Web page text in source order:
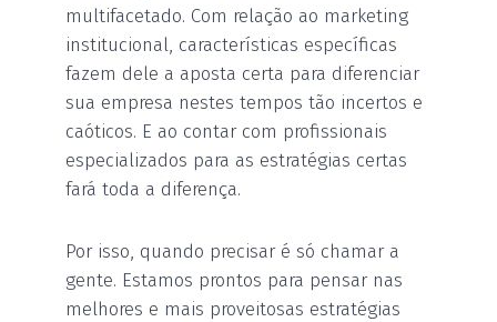
multifacetado. Com relação ao marketing
institucional, características específicas
fazem dele a aposta certa para diferenciar
sua empresa nestes tempos tão incertos e
caóticos. E ao contar com profissionais
especializados para as estratégias certas
fará toda a diferença.
Por isso, quando precisar é só chamar a
gente. Estamos prontos para pensar nas
melhores e mais proveitosas estratégias